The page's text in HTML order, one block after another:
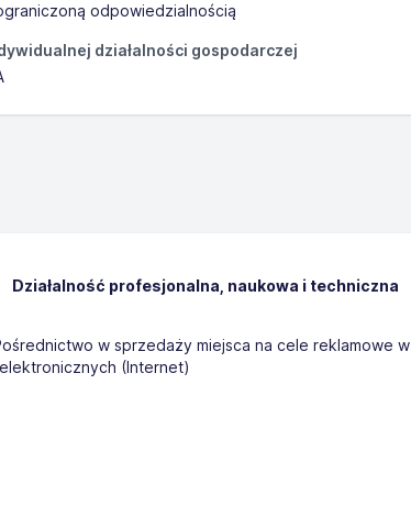
odpowiedzialnością
działalności gospodarczej
Działalność profesjonalna, naukowa i techniczna
w sprzedaży miejsca na cele reklamowe w
(Internet)